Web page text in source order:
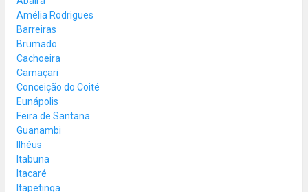
Amélia Rodrigues
Barreiras
Brumado
Cachoeira
Camaçari
Conceição do Coité
Eunápolis
Feira de Santana
Guanambi
Ilhéus
Itabuna
Itacaré
Itapetinga